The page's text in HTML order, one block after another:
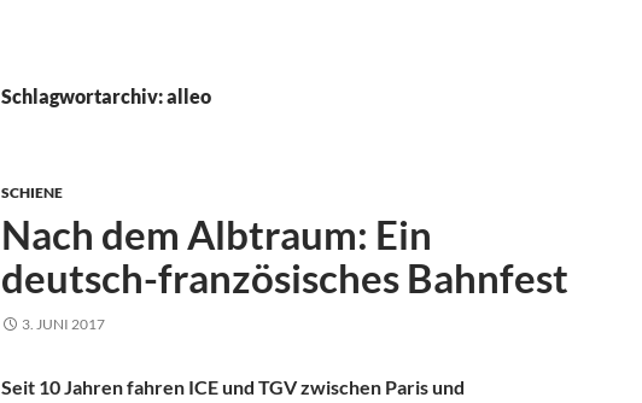
Schlagwortarchiv: alleo
SCHIENE
Nach dem Albtraum: Ein
deutsch-französisches Bahnfest
3. JUNI 2017
Seit 10 Jahren fahren ICE und TGV zwischen Paris und